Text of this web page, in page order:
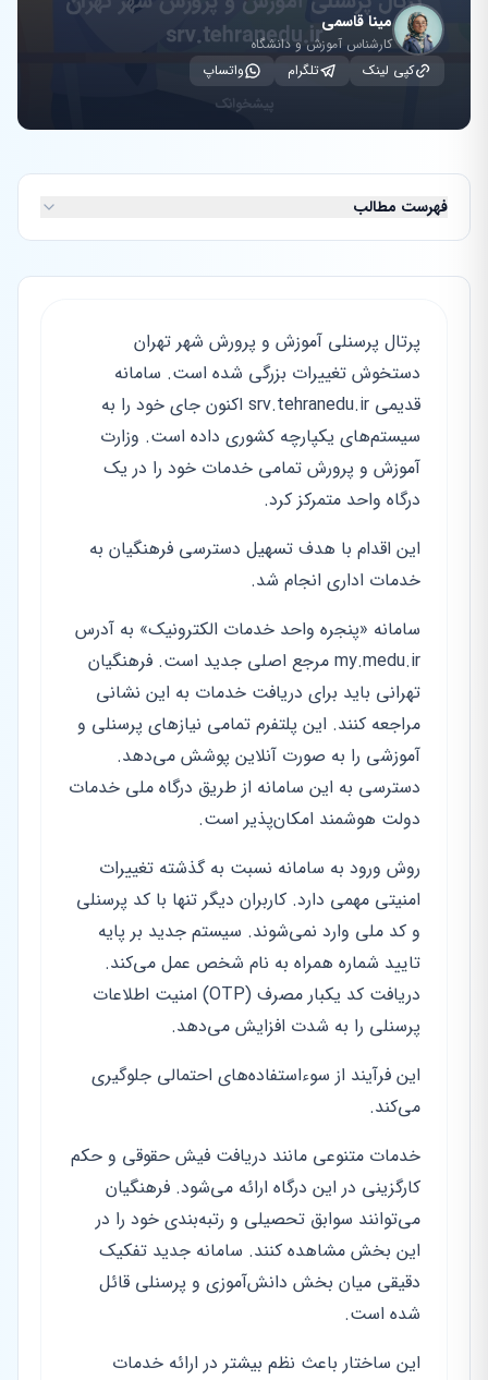
مینا قاسمی
کارشناس آموزش و دانشگاه
کپی لینک
تلگرام واتساپ
فهرست مطالب
پرتال پرسنلی آموزش و پرورش شهر تهران
دستخوش تغییرات بزرگی شده است. سامانه
قدیمی srv.tehranedu.ir اکنون جای خود را به
سیستم‌های یکپارچه کشوری داده است. وزارت
آموزش و پرورش تمامی خدمات خود را در یک
درگاه واحد متمرکز کرد.
این اقدام با هدف تسهیل دسترسی فرهنگیان به
خدمات اداری انجام شد.
سامانه «پنجره واحد خدمات الکترونیک» به آدرس
my.medu.ir مرجع اصلی جدید است. فرهنگیان
تهرانی باید برای دریافت خدمات به این نشانی
مراجعه کنند. این پلتفرم تمامی نیازهای پرسنلی و
آموزشی را به صورت آنلاین پوشش می‌دهد.
دسترسی به این سامانه از طریق درگاه ملی خدمات
دولت هوشمند امکان‌پذیر است.
روش ورود به سامانه نسبت به گذشته تغییرات
امنیتی مهمی دارد. کاربران دیگر تنها با کد پرسنلی
و کد ملی وارد نمی‌شوند. سیستم جدید بر پایه
تایید شماره همراه به نام شخص عمل می‌کند.
دریافت کد یکبار مصرف (OTP) امنیت اطلاعات
پرسنلی را به شدت افزایش می‌دهد.
این فرآیند از سوءاستفاده‌های احتمالی جلوگیری
می‌کند.
خدمات متنوعی مانند دریافت فیش حقوقی و حکم
کارگزینی در این درگاه ارائه می‌شود. فرهنگیان
می‌توانند سوابق تحصیلی و رتبه‌بندی خود را در
این بخش مشاهده کنند. سامانه جدید تفکیک
دقیقی میان بخش دانش‌آموزی و پرسنلی قائل
شده است.
این ساختار باعث نظم بیشتر در ارائه خدمات